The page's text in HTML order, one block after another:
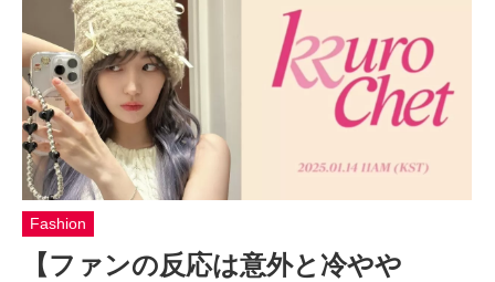
Fashion
【ファンの反応は意外と冷やや